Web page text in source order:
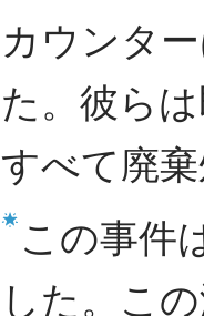
カウンタ
た。彼ら
すべて廃
この事件
した。こ